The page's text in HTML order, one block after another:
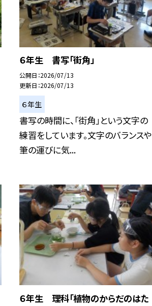
６年生 書写「街角」
公開日 2026/07/13
更新日 2026/07/13
６年生
書写の時間に、「街角」という文字の
練習をしています。文字のバランスや
筆の運びに気...
６年生 理科「植物のからだのはた